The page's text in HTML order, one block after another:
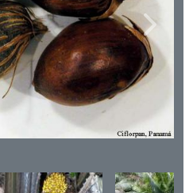
Next